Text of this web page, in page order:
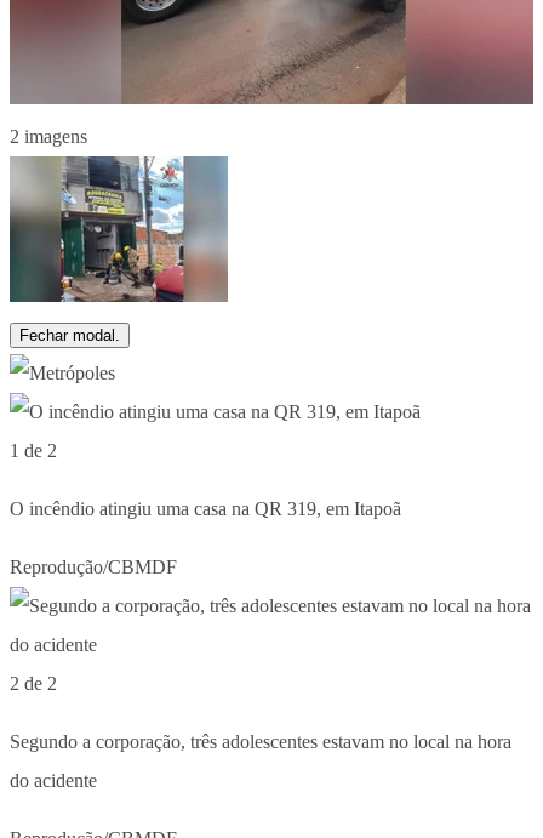
2 imagens
Fechar modal.
1 de 2
O incêndio atingiu uma casa na QR 319, em Itapoã
Reprodução/CBMDF
2 de 2
Segundo a corporação, três adolescentes estavam no local na hora
do acidente